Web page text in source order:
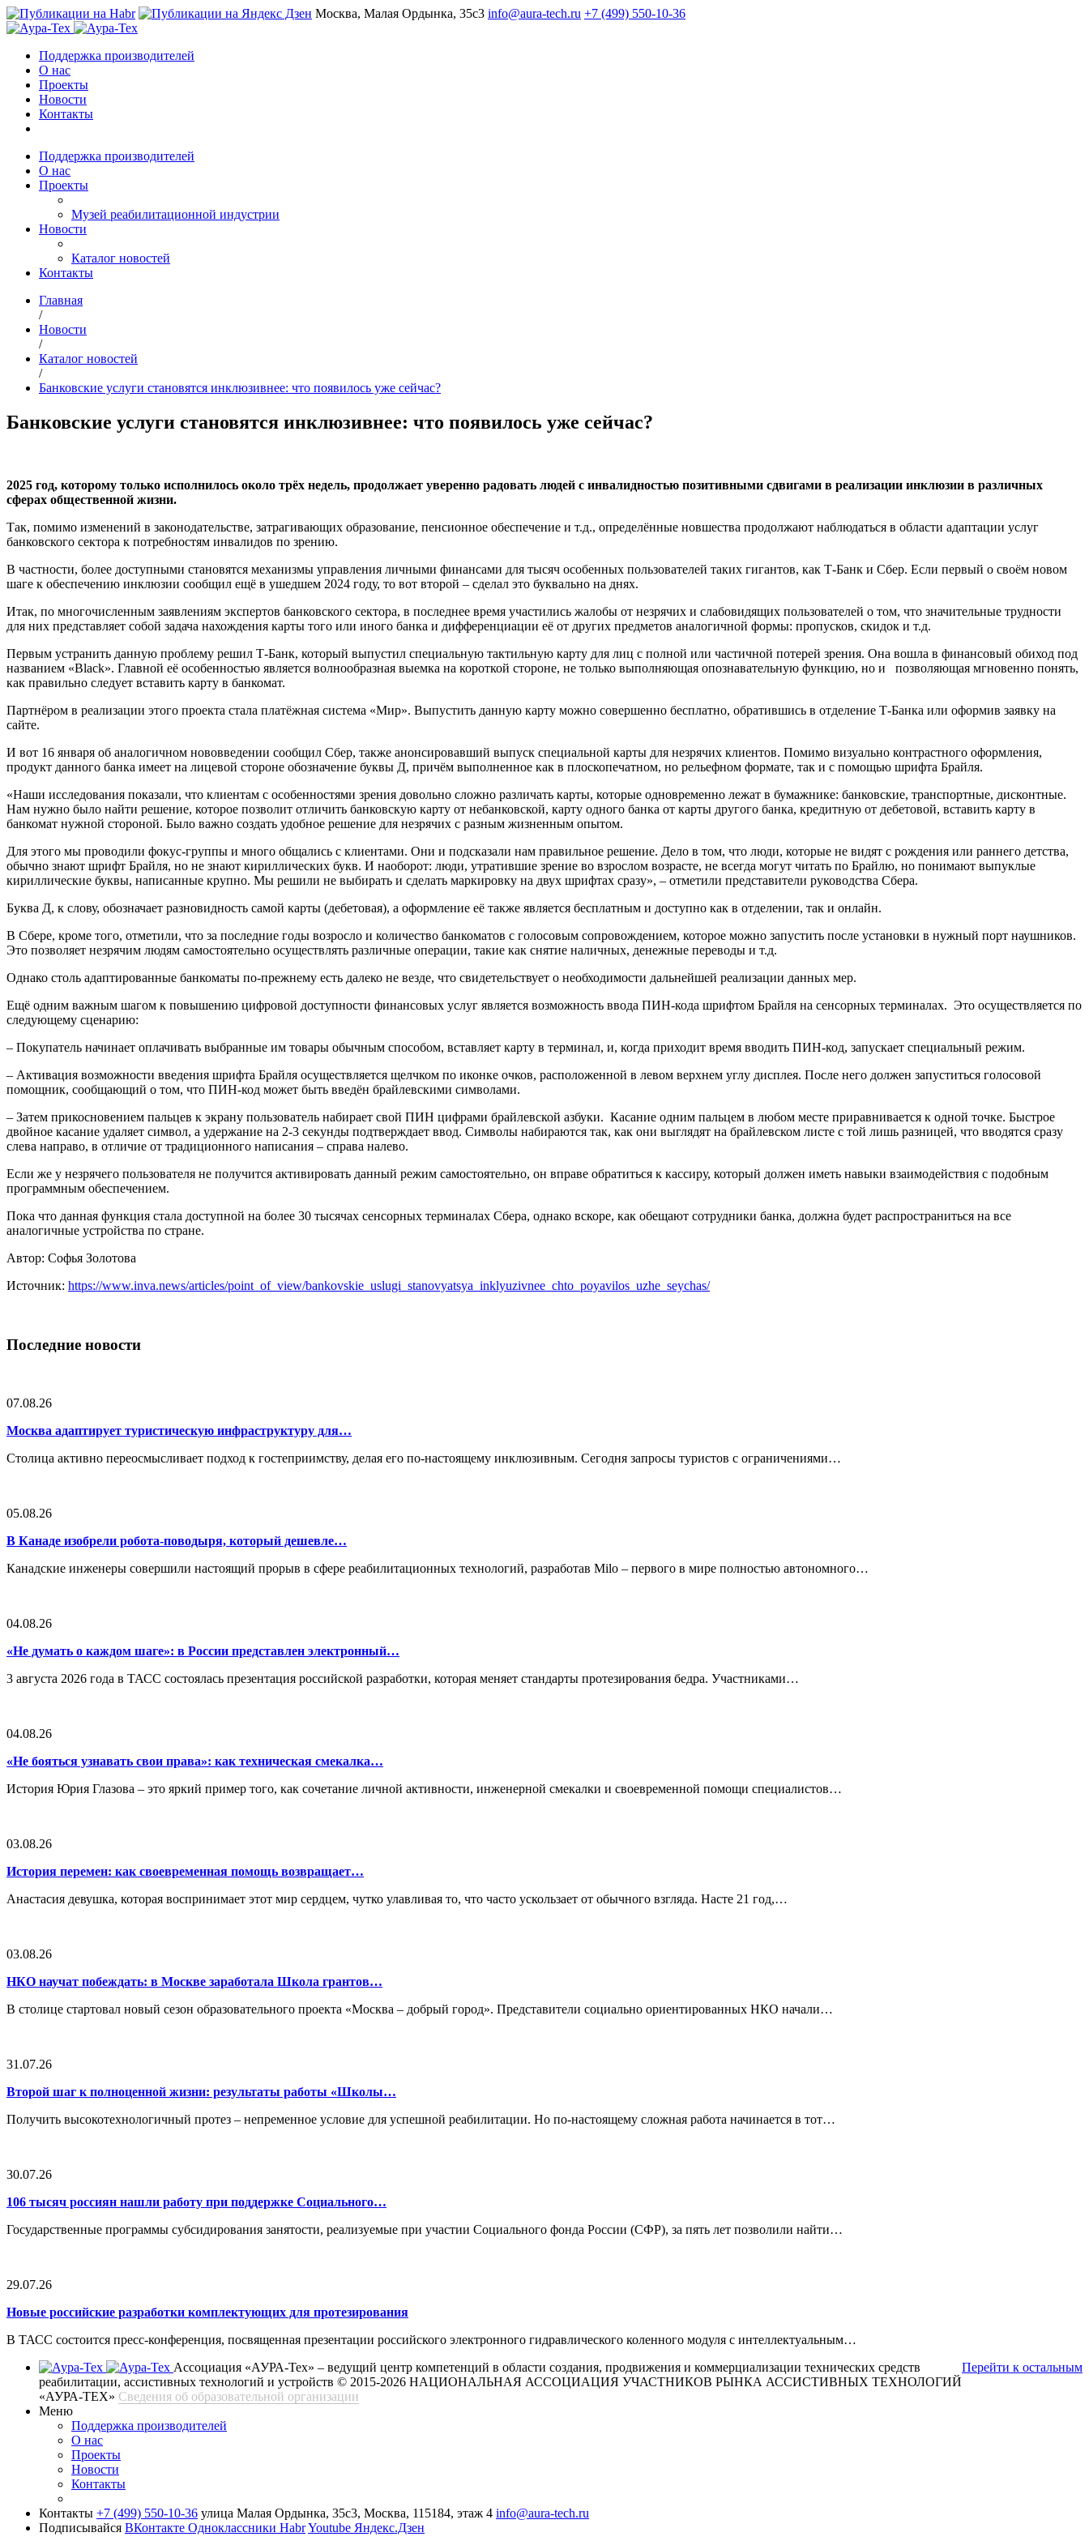
Москва, Малая Ордынка, 35с3 info@aura-tech.ru +7 (499) 550-10-36
Поддержка производителей
О нас
Проекты
Новости
Контакты
Поддержка производителей
О нас
Проекты
Музей реабилитационной индустрии
Новости
Каталог новостей
Контакты
Главная
/
Новости
/
Каталог новостей
/
Банковские услуги становятся инклюзивнее: что появилось уже сейчас?
Банковские услуги становятся инклюзивнее: что появилось уже сейчас?
2025 год, которому только исполнилось около трёх недель, продолжает уверенно радовать людей с инвалидностью позитивными сдвигами в реализации инклюзии в различных
сферах общественной жизни.
Так, помимо изменений в законодательстве, затрагивающих образование, пенсионное обеспечение и т.д., определённые новшества продолжают наблюдаться в области адаптации услуг
банковского сектора к потребностям инвалидов по зрению.
В частности, более доступными становятся механизмы управления личными финансами для тысяч особенных пользователей таких гигантов, как Т-Банк и Сбер. Если первый о своём новом
шаге к обеспечению инклюзии сообщил ещё в ушедшем 2024 году, то вот второй – сделал это буквально на днях.
Итак, по многочисленным заявлениям экспертов банковского сектора, в последнее время участились жалобы от незрячих и слабовидящих пользователей о том, что значительные трудности
для них представляет собой задача нахождения карты того или иного банка и дифференциации её от других предметов аналогичной формы: пропусков, скидок и т.д.
Первым устранить данную проблему решил Т-Банк, который выпустил специальную тактильную карту для лиц с полной или частичной потерей зрения. Она вошла в финансовый обиход под
названием «Black». Главной её особенностью является волнообразная выемка на короткой стороне, не только выполняющая опознавательную функцию, но и позволяющая мгновенно понять,
как правильно следует вставить карту в банкомат.
Партнёром в реализации этого проекта стала платёжная система «Мир». Выпустить данную карту можно совершенно бесплатно, обратившись в отделение Т-Банка или оформив заявку на
сайте.
И вот 16 января об аналогичном нововведении сообщил Сбер, также анонсировавший выпуск специальной карты для незрячих клиентов. Помимо визуально контрастного оформления,
продукт данного банка имеет на лицевой стороне обозначение буквы Д, причём выполненное как в плоскопечатном, но рельефном формате, так и с помощью шрифта Брайля.
«Наши исследования показали, что клиентам с особенностями зрения довольно сложно различать карты, которые одновременно лежат в бумажнике: банковские, транспортные, дисконтные.
Нам нужно было найти решение, которое позволит отличить банковскую карту от небанковской, карту одного банка от карты другого банка, кредитную от дебетовой, вставить карту в
банкомат нужной стороной. Было важно создать удобное решение для незрячих с разным жизненным опытом.
Для этого мы проводили фокус-группы и много общались с клиентами. Они и подсказали нам правильное решение. Дело в том, что люди, которые не видят с рождения или раннего детства,
обычно знают шрифт Брайля, но не знают кириллических букв. И наоборот: люди, утратившие зрение во взрослом возрасте, не всегда могут читать по Брайлю, но понимают выпуклые
кириллические буквы, написанные крупно. Мы решили не выбирать и сделать маркировку на двух шрифтах сразу», – отметили представители руководства Сбера.
Буква Д, к слову, обозначает разновидность самой карты (дебетовая), а оформление её также является бесплатным и доступно как в отделении, так и онлайн.
В Сбере, кроме того, отметили, что за последние годы возросло и количество банкоматов с голосовым сопровождением, которое можно запустить после установки в нужный порт наушников.
Это позволяет незрячим людям самостоятельно осуществлять различные операции, такие как снятие наличных, денежные переводы и т.д.
Однако столь адаптированные банкоматы по-прежнему есть далеко не везде, что свидетельствует о необходимости дальнейшей реализации данных мер.
Ещё одним важным шагом к повышению цифровой доступности финансовых услуг является возможность ввода ПИН-кода шрифтом Брайля на сенсорных терминалах. Это осуществляется по
следующему сценарию:
– Покупатель начинает оплачивать выбранные им товары обычным способом, вставляет карту в терминал, и, когда приходит время вводить ПИН-код, запускает специальный режим.
– Активация возможности введения шрифта Брайля осуществляется щелчком по иконке очков, расположенной в левом верхнем углу дисплея. После него должен запуститься голосовой
помощник, сообщающий о том, что ПИН-код может быть введён брайлевскими символами.
– Затем прикосновением пальцев к экрану пользователь набирает свой ПИН цифрами брайлевской азбуки. Касание одним пальцем в любом месте приравнивается к одной точке. Быстрое
двойное касание удаляет символ, а удержание на 2-3 секунды подтверждает ввод. Символы набираются так, как они выглядят на брайлевском листе с той лишь разницей, что вводятся сразу
слева направо, в отличие от традиционного написания – справа налево.
Если же у незрячего пользователя не получится активировать данный режим самостоятельно, он вправе обратиться к кассиру, который должен иметь навыки взаимодействия с подобным
программным обеспечением.
Пока что данная функция стала доступной на более 30 тысячах сенсорных терминалах Сбера, однако вскоре, как обещают сотрудники банка, должна будет распространиться на все
аналогичные устройства по стране.
Автор: Софья Золотова
Источник: https://www.inva.news/articles/point_of_view/bankovskie_uslugi_stanovyatsya_inklyuzivnee_chto_poyavilos_uzhe_seychas/
Последние новости
07.08.26
Москва адаптирует туристическую инфраструктуру для…
Столица активно переосмысливает подход к гостеприимству, делая его по-настоящему инклюзивным. Сегодня запросы туристов с ограничениями…
05.08.26
В Канаде изобрели робота-поводыря, который дешевле…
Канадские инженеры совершили настоящий прорыв в сфере реабилитационных технологий, разработав Milo – первого в мире полностью автономного…
04.08.26
«Не думать о каждом шаге»: в России представлен электронный…
3 августа 2026 года в ТАСС состоялась презентация российской разработки, которая меняет стандарты протезирования бедра. Участниками…
04.08.26
«Не бояться узнавать свои права»: как техническая смекалка…
История Юрия Глазова – это яркий пример того, как сочетание личной активности, инженерной смекалки и своевременной помощи специалистов…
03.08.26
История перемен: как своевременная помощь возвращает…
Анастасия девушка, которая воспринимает этот мир сердцем, чутко улавливая то, что часто ускользает от обычного взгляда. Насте 21 год,…
03.08.26
НКО научат побеждать: в Москве заработала Школа грантов…
В столице стартовал новый сезон образовательного проекта «Москва – добрый город». Представители социально ориентированных НКО начали…
31.07.26
Второй шаг к полноценной жизни: результаты работы «Школы…
Получить высокотехнологичный протез – непременное условие для успешной реабилитации. Но по-настоящему сложная работа начинается в тот…
30.07.26
106 тысяч россиян нашли работу при поддержке Социального…
Государственные программы субсидирования занятости, реализуемые при участии Социального фонда России (СФР), за пять лет позволили найти…
29.07.26
Новые российские разработки комплектующих для протезирования
В ТАСС состоится пресс-конференция, посвященная презентации российского электронного гидравлического коленного модуля с интеллектуальным…
Перейти к остальным
Ассоциация «АУРА-Тех» – ведущий центр компетенций в области создания, продвижения и коммерциализации технических средств
реабилитации, ассистивных технологий и устройств © 2015-2026 НАЦИОНАЛЬНАЯ АССОЦИАЦИЯ УЧАСТНИКОВ РЫНКА АССИСТИВНЫХ ТЕХНОЛОГИЙ
«АУРА-ТЕХ» Сведения об образовательной организации
Меню
Поддержка производителей
О нас
Проекты
Новости
Контакты
Контакты +7 (499) 550-10-36 улица Малая Ордынка, 35с3, Москва, 115184, этаж 4 info@aura-tech.ru
Подписывайся ВКонтакте Одноклассники HabrYoutube Яндекс.Дзен